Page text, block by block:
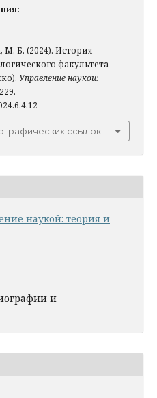
Б. (2024). История
факультета
Управление наукой:
ссылок
наукой: теория и
и